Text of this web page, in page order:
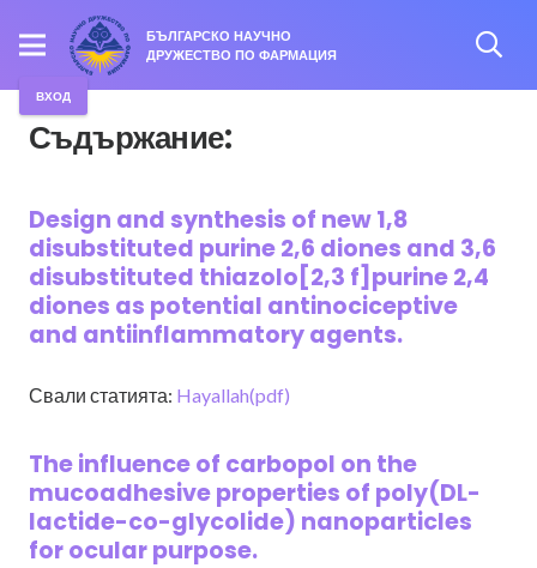
БЪЛГАРСКО НАУЧНО
ДРУЖЕСТВО ПО ФАРМАЦИЯ
ВХОД
Съдържание:
Design and synthesis of new 1,8
disubstituted purine 2,6 diones and 3,6
disubstituted thiazolo[2,3 f]purine 2,4
diones as potential antinociceptive
and antiinflammatory agents.
Свали статията: Hayallah(pdf)
The influence of carbopol on the
mucoadhesive properties of poly(DL-
lactide-co-glycolide) nanoparticles
for ocular purpose.